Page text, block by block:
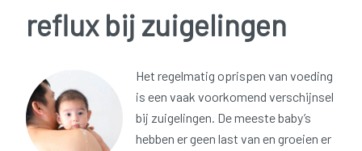
reflux bij zuigelingen
Het regelmatig oprispen van voeding
is een vaak voorkomend verschijnsel
bij zuigelingen. De meeste baby’s
hebben er geen last van en groeien er